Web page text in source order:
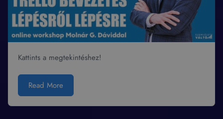
Kattints a megtekintéshez!
Read More